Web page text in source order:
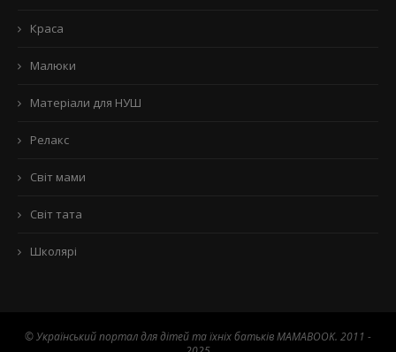
Краса
Малюки
Матеріали для НУШ
Релакс
Світ мами
Світ тата
Школярі
© Український портал для дітей та їхніх батьків MAMABOOK. 2011 -